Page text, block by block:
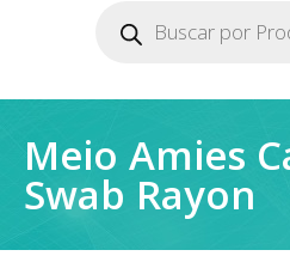
Meio Amies
Swab Rayon